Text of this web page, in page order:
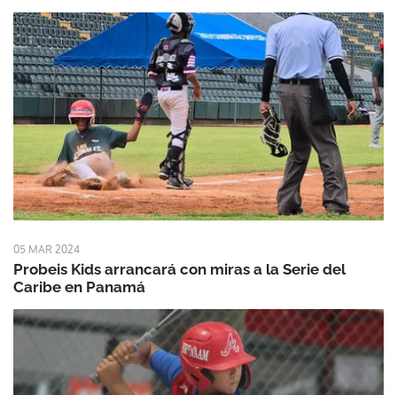
05 MAR 2024
Probeis Kids arrancará con miras a la Serie del
Caribe en Panamá